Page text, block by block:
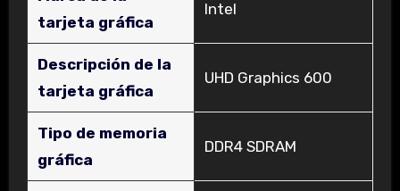
tarjeta gráfica
‎Intel
Descripción de la
tarjeta gráfica
‎UHD Graphics 600
Tipo de memoria
gráfica
‎DDR4 SDRAM